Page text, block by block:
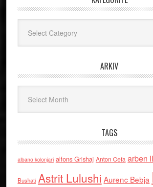
ARKIV
TAGS
albano kolonjari alfons Grishaj Anton Cefa arben
Bushati Astrit Lulushi Aurenc Bebja